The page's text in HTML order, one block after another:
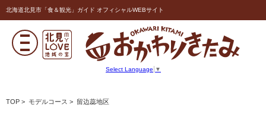
北海道北見市「食＆観光」ガイド オフィシャルWEBサイト
Select Language ▼
TOP > モデルコース > 留边蕊地区